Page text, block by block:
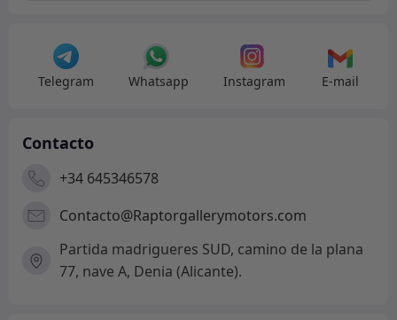
Telegram Whatsapp Instagram E-mail
Contacto
+34 645346578
Contacto@Raptorgallerymotors.com
Partida madrigueres SUD, camino de la plana
77, nave A, Denia (Alicante).